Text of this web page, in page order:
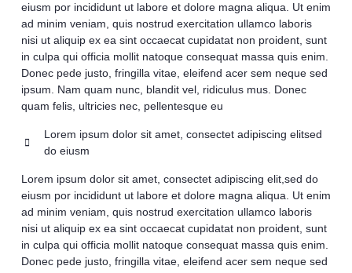
eiusm por incididunt ut labore et dolore magna aliqua. Ut enim
ad minim veniam, quis nostrud exercitation ullamco laboris
nisi ut aliquip ex ea sint occaecat cupidatat non proident, sunt
in culpa qui officia mollit natoque consequat massa quis enim.
Donec pede justo, fringilla vitae, eleifend acer sem neque sed
ipsum. Nam quam nunc, blandit vel, ridiculus mus. Donec
quam felis, ultricies nec, pellentesque eu
Lorem ipsum dolor sit amet, consectet adipiscing elitsed
do eiusm
Lorem ipsum dolor sit amet, consectet adipiscing elit,sed do
eiusm por incididunt ut labore et dolore magna aliqua. Ut enim
ad minim veniam, quis nostrud exercitation ullamco laboris
nisi ut aliquip ex ea sint occaecat cupidatat non proident, sunt
in culpa qui officia mollit natoque consequat massa quis enim.
Donec pede justo, fringilla vitae, eleifend acer sem neque sed